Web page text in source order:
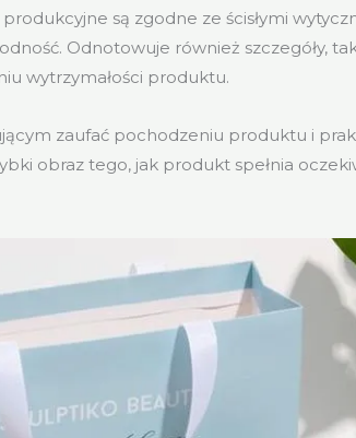
są zgodne ze ścisłymi
Odnotowuje również szczegóły,
wytrzymałości produktu.
zaufać pochodzeniu produktu i
obraz tego, jak produkt spełnia